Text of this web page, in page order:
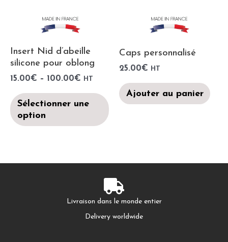
Insert Nid d’abeille
silicone pour oblong
15.00€ – 100.00€ HT
Sélectionner une
option
Caps personnalisé
25.00€ HT
Ajouter au panier
Livraison dans le monde entier
Delivery worldwide